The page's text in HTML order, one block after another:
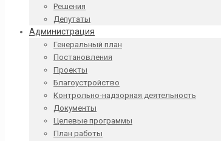
Решения
Депутаты
Администрация
Генеральный план
Постановления
Проекты
Благоустройство
Контрольно-надзорная деятельность
Документы
Целевые программы
План работы